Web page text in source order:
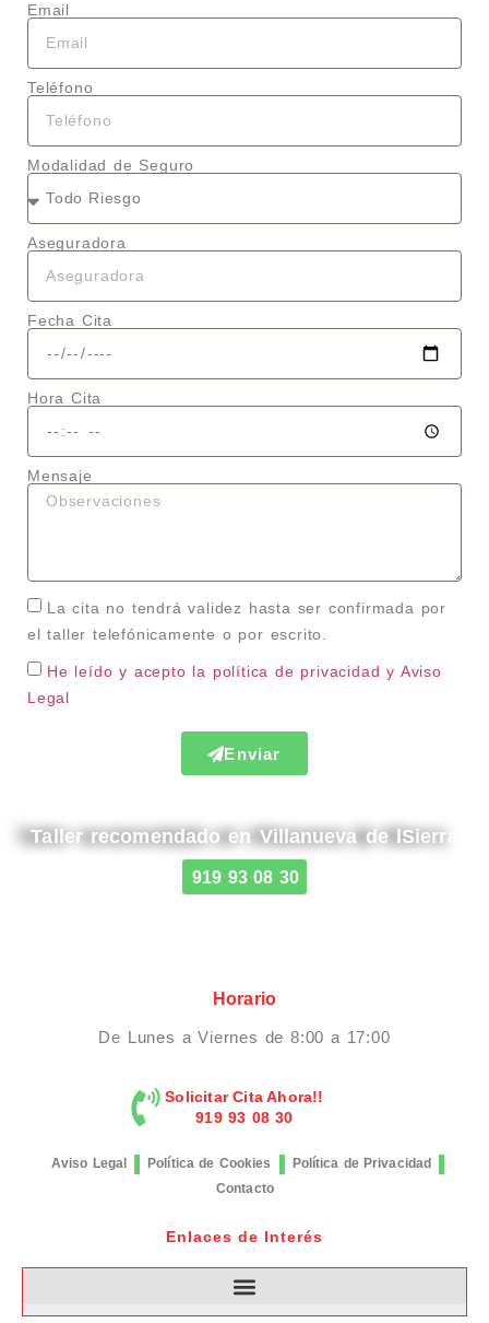
Email
Teléfono
Modalidad de Seguro
Aseguradora
Fecha Cita
Hora Cita
Mensaje
La cita no tendrá validez hasta ser confirmada por
el taller telefónicamente o por escrito.
He leído y acepto la política de privacidad y Aviso
Legal
Enviar
Taller recomendado en Villanueva de lSierra
919 93 08 30
Horario
De Lunes a Viernes de 8:00 a 17:00
Solicitar Cita Ahora!!
919 93 08 30
Aviso Legal Política de Cookies
Política de Privacidad
Contacto
Enlaces de Interés